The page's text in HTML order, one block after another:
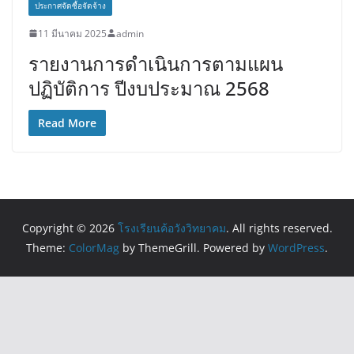
ประกาศจัดซื้อจัดจ้าง
11 มีนาคม 2025 admin
รายงานการดำเนินการตามแผน
ปฏิบัติการ ปีงบประมาณ 2568
Read More
Copyright © 2026 โรงเรียนค้อวังวิทยาคม. All rights reserved.
Theme: ColorMag by ThemeGrill. Powered by WordPress.